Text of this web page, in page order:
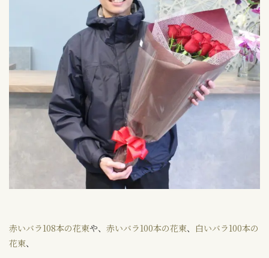
赤いバラ108本の花束や、 赤いバラ100本の花束、 白いバラ100本の
花束、